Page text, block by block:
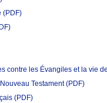
(PDF)
contre les Évangiles et la vie
Testament (PDF)
(PDF)